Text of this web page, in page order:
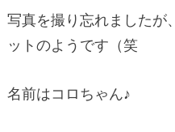
写真を撮り忘れましたが
ットのようです（笑
名前はコロちゃん♪